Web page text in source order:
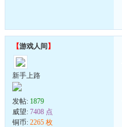
【游戏人间 】
新手上路
发帖: 1879
威望: 7408 点
铜币: 2265 枚